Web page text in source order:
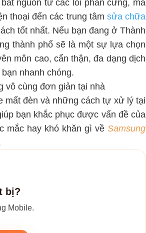
nguồn từ các lỗi phần cứng, mà
thoại đến các trung tâm sửa chữa
tốt nhất. Nếu bạn đang ở Thành
thành phố sẽ là một sự lựa chọn
môn cao, cẩn thận, đa dạng dịch
nhanh chóng.
vô cùng đơn giản tại nhà
mất đèn và những cách tự xử lý tại
bạn khắc phục được vấn đề của
mắc hay khó khăn gì về Samsung
bị?
Mobile.